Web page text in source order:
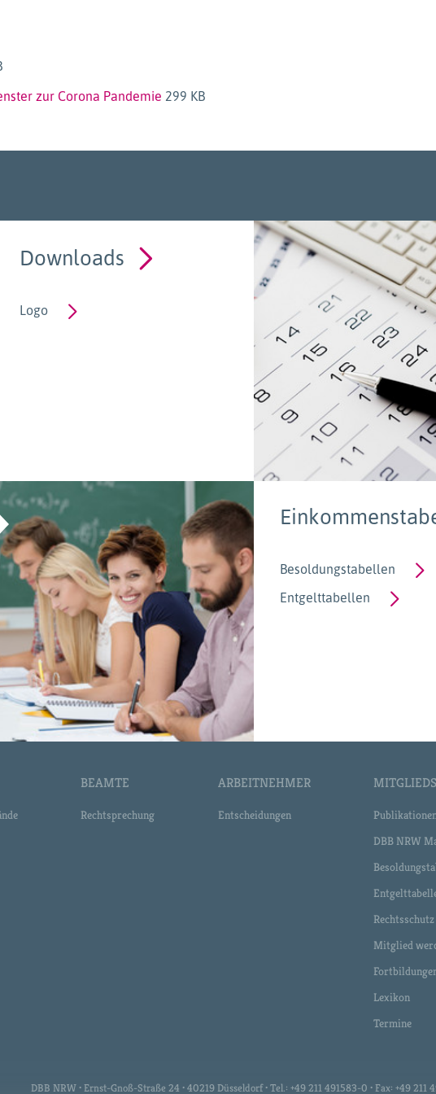
zur Corona Pandemie 299 KB
Downloads
Logo
Besoldungstabellen
Entgelttabellen
BEAMTE
Rechtsprechung
ARBEITNEHMER
Entscheidungen
DBB NRW
Rechtsschutz
Mitglied
Lexikon
Termine
DBB NRW • Ernst-Gnoß-Straße 24 • 40219 Düsseldorf • Tel.: +49 211 491583-0 • Fax: +49 211